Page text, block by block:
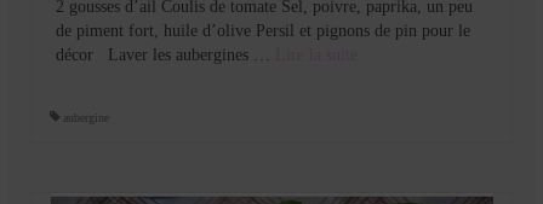
2 gousses d’ail Coulis de tomate Sel, poivre, paprika, un peu
de piment fort, huile d’olive Persil et pignons de pin pour le
décor Laver les aubergines …
aubergine